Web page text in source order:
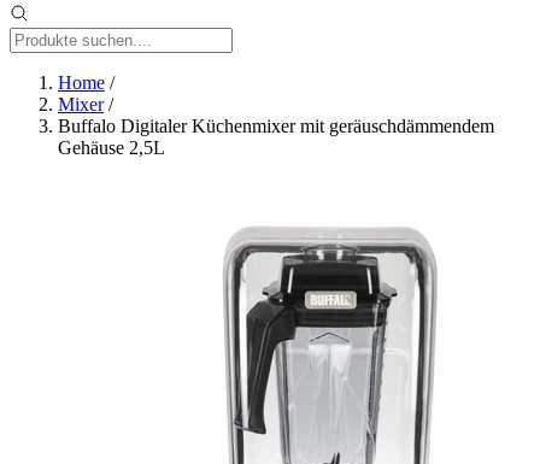
Home /
Mixer/
Buffalo Digitaler Küchenmixer mit geräuschdämmendem
Gehäuse 2,5L